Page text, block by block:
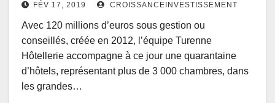
FÉV 17, 2019 CROISSANCEINVESTISSEMENT
Avec 120 millions d’euros sous gestion ou
conseillés, créée en 2012, l’équipe Turenne
Hôtellerie accompagne à ce jour une quarantaine
d’hôtels, représentant plus de 3 000 chambres, dans
les grandes…